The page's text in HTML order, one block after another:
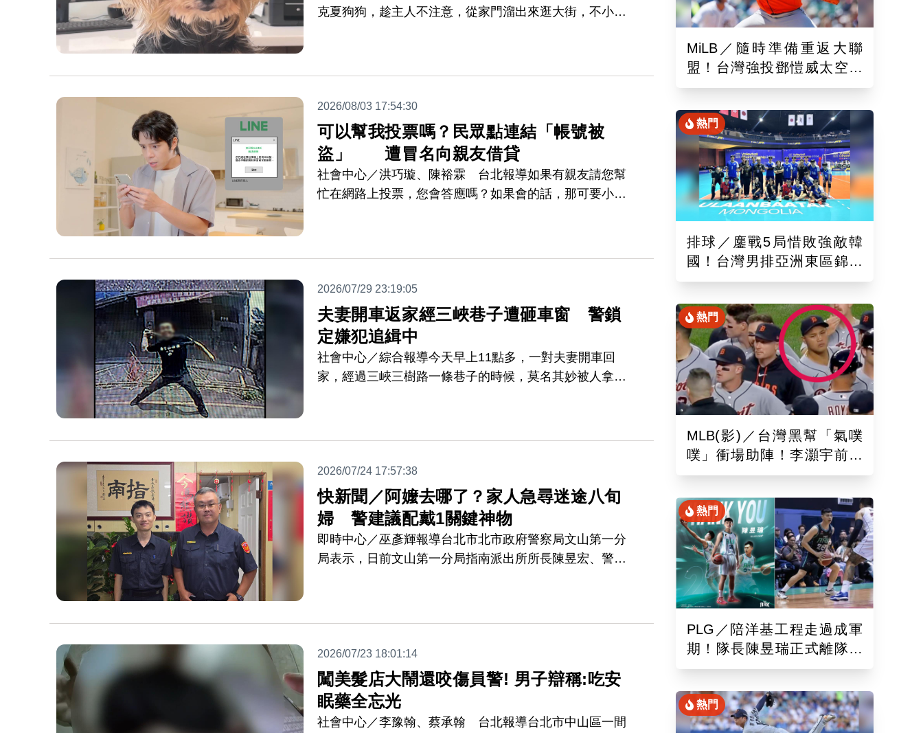
克夏狗狗，趁主人不注意，從家門溜出來逛大街，不小心
2026/08/03 17:54:30
可以幫我投票嗎？民眾點連結「帳號被
盜」 遭冒名向親友借貸
社會中心／洪巧璇、陳裕霖 台北報導如果有親友請您幫
忙在網路上投票，您會答應嗎？如果會的話，那可要小心
2026/07/29 23:19:05
夫妻開車返家經三峽巷子遭砸車窗 警鎖
定嫌犯追緝中
社會中心／綜合報導今天早上11點多，一對夫妻開車回
家，經過三峽三樹路一條巷子的時候，莫名其妙被人拿榔
2026/07/24 17:57:38
快新聞／阿嬤去哪了？家人急尋迷途八旬
婦 警建議配戴1關鍵神物
即時中心／巫彥輝報導台北市北市政府警察局文山第一分
局表示，日前文山第一分局指南派出所所長陳昱宏、警員
屬前來接回。警方也建議可配戴具定位功能之裝置或防走
失識別配件，並多加留意其外出情形。
2026/07/23 18:01:14
闖美髮店大鬧還咬傷員警! 男子辯稱:吃安
眠藥全忘光
社會中心／李豫翰、蔡承翰 台北報導台北市中山區一間
MiLB／隨時準備重返大聯
盟！台灣強投鄧愷威太空人
3A登板後援1.2局飆3K
熱門
排球／鏖戰5局惜敗強敵韓
國！台灣男排亞洲東區錦標
賽下場與日本交手拚晉4強戰
熱門
MLB(影)／台灣黑幫「氣噗
噗」衝場助陣！李灝宇前輩
遭觸身球「引爆大場面」
熱門
PLG／陪洋基工程走過成軍
期！隊長陳昱瑞正式離隊
球團：感謝全力付出與貢獻
熱門